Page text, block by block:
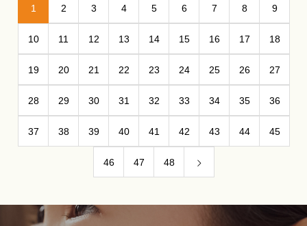
1 2 3 4 5 6 7 8 9
10 11 12 13 14 15 16 17 18
19 20 21 22 23 24 25 26 27
28 29 30 31 32 33 34 35 36
37 38 39 40 41 42 43 44 45
46 47 48